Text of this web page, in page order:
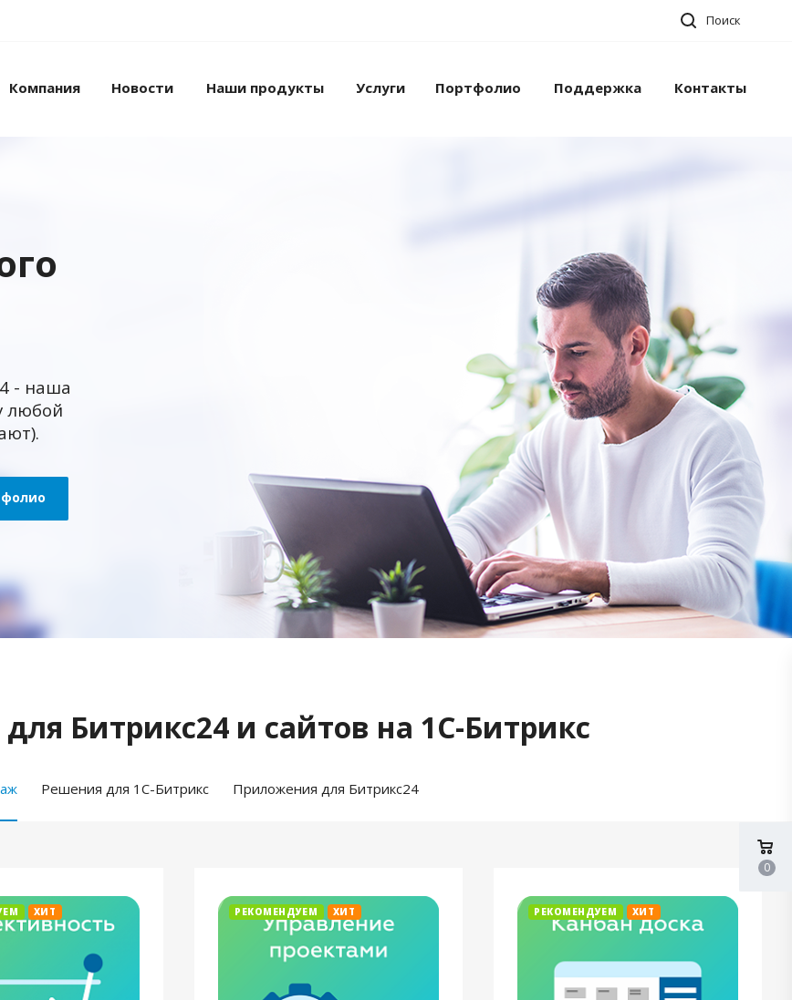
Поиск
Компания Новости Наши продукты Услуги Портфолио Поддержка Контакты
- наша
любой
Битрикс24 и сайтов на 1С-Битрикс
Решения для 1С-Битрикс Приложения для Битрикс24
ХИТ РЕКОМЕНДУЕМ ХИТ РЕКОМЕНДУЕМ ХИТ
0